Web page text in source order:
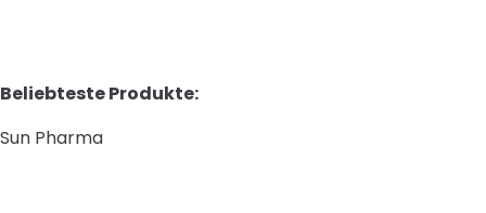
Beliebteste Produkte:
Sun Pharma